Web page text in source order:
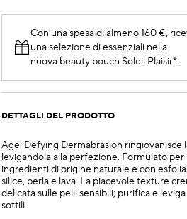
Con una spesa di almeno 160 €,
una selezione di essenziali nella
nuova beauty pouch Soleil Plaisir*.
DETTAGLI DEL PRODOTTO
Age-Defying Dermabrasion ringiovanisce
levigandola alla perfezione. Formulato per
ingredienti di origine naturale e con
silice, perla e lava. La piacevole texture
delicata sulle pelli sensibili; purifica e
sottili.